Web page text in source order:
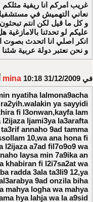
غريب امركم انا ريفية
نعاني التهميش في
و كل ما قيل لكن انتم
عليكم لو تحدثنا
انكر اصلي انا اتحدث بصوت
و نحن نعتبر دولة عربية شئنا
mina
في 31/12/2009 10:18
nyatiha lalmona9acha
ya sayyidi
fi l3onwan,kayfa lam
ljami3ya la3arafta
annaho 9ad tamma
10,wa ana hona fi
l2ijaza a7ad fil7o9o9 wa
laysa min 7a9ika an
khabiran fi l2i7sa2at wa
radda 3ala ta3li9 12,ya
9ad onzila biha
mahya logha wa mahya
hya lahja wa la a9sid